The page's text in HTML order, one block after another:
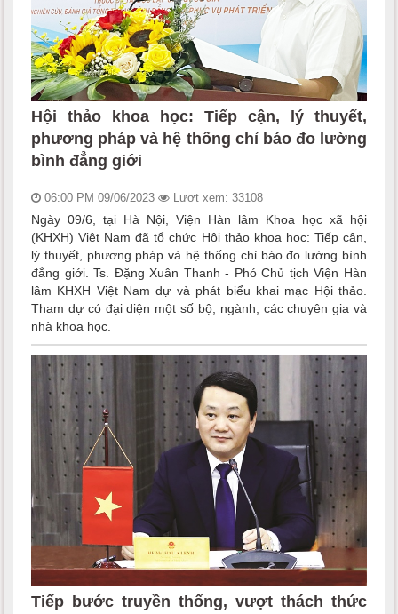
Hội thảo khoa học: Tiếp cận, lý thuyết,
phương pháp và hệ thống chỉ báo đo lường
bình đẳng giới
06:00 PM 09/06/2023 Lượt xem: 33108
Ngày 09/6, tại Hà Nội, Viện Hàn lâm Khoa học xã hội
(KHXH) Việt Nam đã tổ chức Hội thảo khoa học: Tiếp cận,
lý thuyết, phương pháp và hệ thống chỉ báo đo lường bình
đẳng giới. Ts. Đặng Xuân Thanh - Phó Chủ tịch Viện Hàn
lâm KHXH Việt Nam dự và phát biểu khai mạc Hội thảo.
Tham dự có đại diện một số bộ, ngành, các chuyên gia và
nhà khoa học.
Tiếp bước truyền thống, vượt thách thức